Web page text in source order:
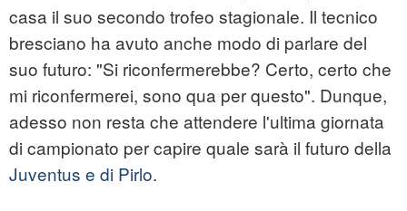
casa il suo secondo trofeo stagionale. Il tecnico
bresciano ha avuto anche modo di parlare del
suo futuro: "Si riconfermerebbe? Certo, certo che
mi riconfermerei, sono qua per questo". Dunque,
adesso non resta che attendere l'ultima giornata
di campionato per capire quale sarà il futuro della
Juventus e di Pirlo.